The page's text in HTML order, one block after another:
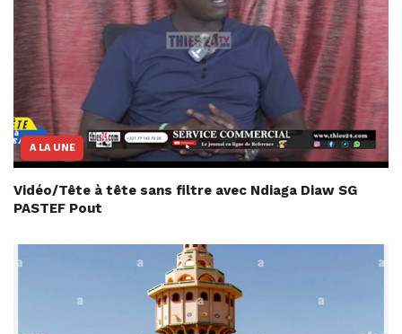
A LA UNE
Vidéo/Tête à tête sans filtre avec Ndiaga Diaw SG
PASTEF Pout